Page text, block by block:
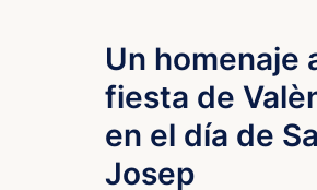
Un homenaje
fiesta de
en el día de
Josep